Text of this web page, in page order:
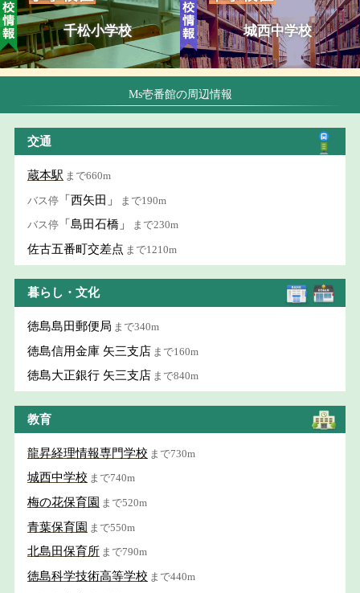
千松小学校 城西中学校
Ms壱番館の周辺情報
交通
蔵本駅 まで660m
バス停 「西矢田」 まで190m
バス停 「島田石橋」 まで230m
佐古五番町交差点 まで1210m
暮らし・文化
徳島島田郵便局 まで340m
徳島信用金庫 矢三支店 まで160m
徳島大正銀行 矢三支店 まで840m
教育
龍昇経理情報専門学校 まで730m
城西中学校 まで740m
梅の花保育園 まで520m
青葉保育園 まで550m
北島田保育所 まで790m
徳島科学技術高等学校 まで440m